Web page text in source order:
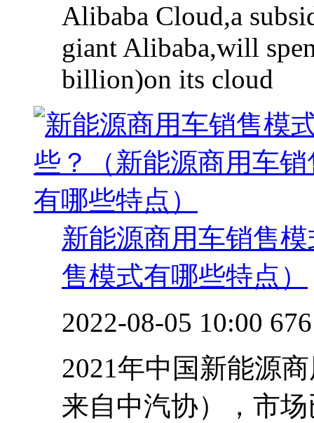
Alibaba Cloud,a
giant Alibaba,will
billion)on its cloud
新能源商用车销售
售模式有哪些特点）
2022-08-05 10:00 676
2021年中国新能源
来自中汽协），市